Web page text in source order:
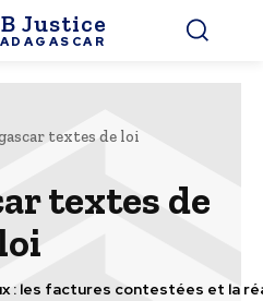
Justice
textes de loi
textes de
: les factures contestées et la